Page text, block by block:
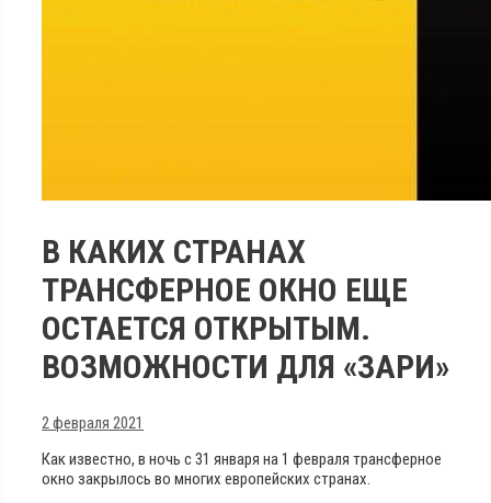
В КАКИХ СТРАНАХ
ТРАНСФЕРНОЕ ОКНО ЕЩЕ
ОСТАЕТСЯ ОТКРЫТЫМ.
ВОЗМОЖНОСТИ ДЛЯ «ЗАРИ»
2 февраля 2021
Как известно, в ночь с 31 января на 1 февраля трансферное
окно закрылось во многих европейских странах.